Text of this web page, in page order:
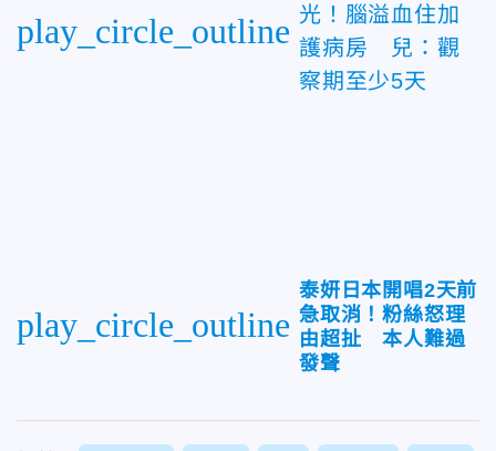
play_circle_outline 光！腦溢血住加
護病房 兒：觀
察期至少5天
play_circle_outline
泰妍日本開唱2天前
急取消！粉絲怒理
由超扯 本人難過
發聲